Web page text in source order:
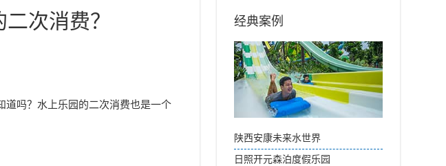
次消费？
道吗？水上乐园的二次消费也是一个
经典案例
陕西安康未来水世界
日照开元森泊度假乐园